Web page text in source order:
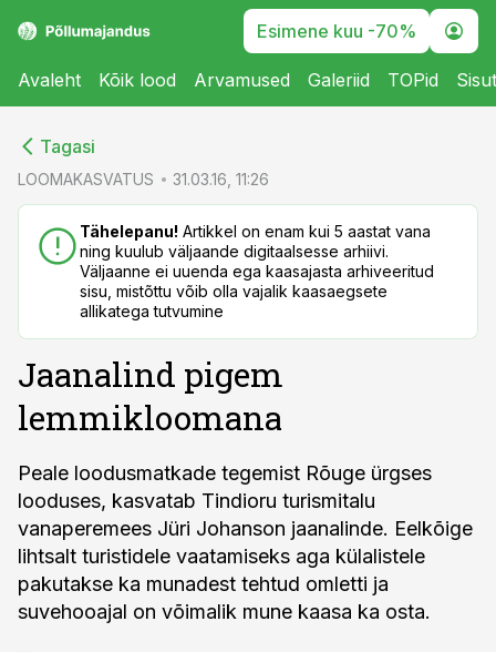
Esimene kuu -70%
Avaleht Kõik lood Arvamused Galeriid TOPid
Tagasi
LOOMAKASVATUS 31.03.16, 11:26
Tähelepanu! Artikkel on enam kui 5 aastat vana
ning kuulub väljaande digitaalsesse arhiivi.
Väljaanne ei uuenda ega kaasajasta arhiveeritud
sisu, mistõttu võib olla vajalik kaasaegsete
allikatega tutvumine
Jaanalind pigem
lemmikloomana
Peale loodusmatkade tegemist Rõuge ürgses
looduses, kasvatab Tindioru turismitalu
vanaperemees Jüri Johanson jaanalinde. Eelkõige
lihtsalt turistidele vaatamiseks aga külalistele
pakutakse ka munadest tehtud omletti ja